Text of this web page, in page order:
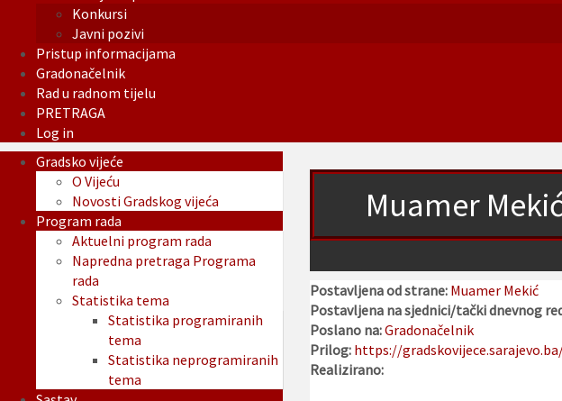
Konkursi
Javni pozivi
Pristup informacijama
Gradonačelnik
Rad u radnom tijelu
PRETRAGA
Log in
Muamer
Postavljena od strane: Muamer Mekić
Postavljena na sjednici/tački dnevnog
Poslano na:Gradonačelnik
Prilog: https://
Realizirano:
Gradsko vijeće
O Vijeću
Novosti Gradskog vijeća
Program rada
Aktuelni program rada
Napredna pretraga Programa
rada
Statistika tema
Statistika programiranih
tema
Statistika neprogramiranih
tema